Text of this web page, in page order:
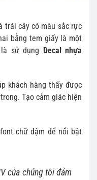
trái cây có màu sắc rực
bằng tem giấy là một
sử dụng Decal nhựa
khách hàng thấy được
Tạo cảm giác hiện
chữ đậm để nổi bật
của chúng tôi đảm